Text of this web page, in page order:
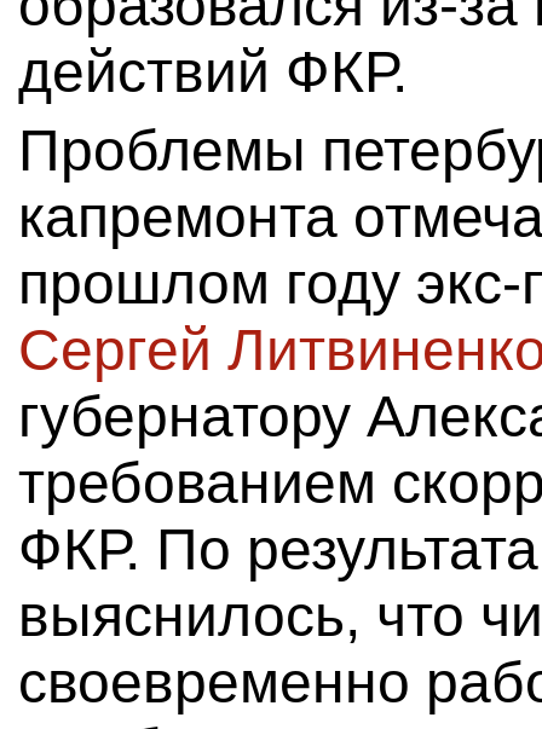
действий ФКР.
Проблемы
капремонта
прошлом году экс-
Сергей
губернатору
требованием
ФКР. По
выяснилось, что
своевременно